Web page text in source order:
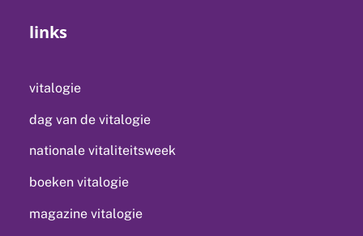
links
vitalogie
dag van de vitalogie
nationale vitaliteitsweek
boeken vitalogie
magazine vitalogie